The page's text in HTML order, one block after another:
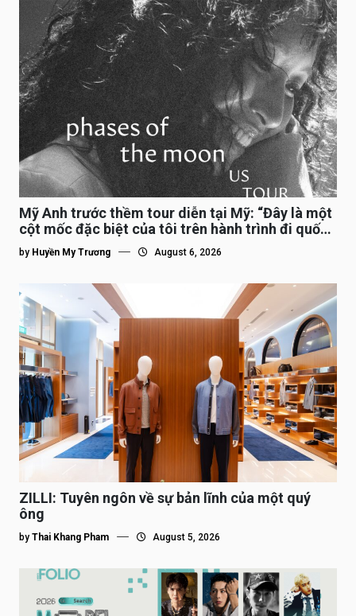
Mỹ Anh trước thềm tour diễn tại Mỹ: “Đây là một
cột mốc đặc biệt của tôi trên hành trình đi quốc
tế”
by Huyền My Trương August 6, 2026
ZILLI: Tuyên ngôn về sự bản lĩnh của một quý
ông
by Thai Khang Pham August 5, 2026